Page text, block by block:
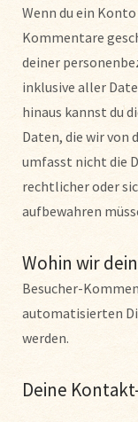
Wenn du ein
Kommentare
deiner
inklusive aller
hinaus kannst du
Daten, die wir von
umfasst nicht die
rechtlicher oder
aufbewahren
Wohin wir
Besucher-
automatisierten
werden.
Deine